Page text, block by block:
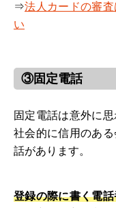
⇒法人カードの審
い
③固定電話
固定電話は意外に
社会的に信用のあ
話があります。
登録の際に書く電